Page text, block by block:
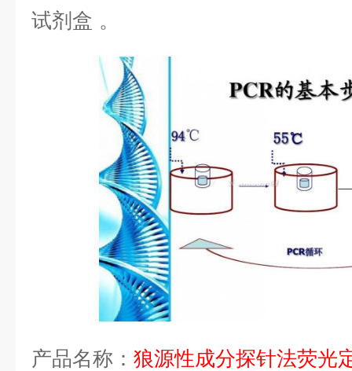
试剂盒 。
产品名称： 狼源性成分探针法荧光